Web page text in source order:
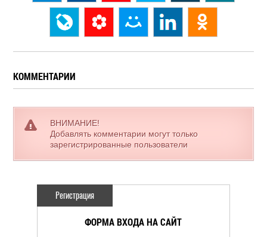
КОММЕНТАРИИ
ВНИМАНИЕ!
Добавлять комментарии могут только
зарегистрированные пользователи
Регистрация
ФОРМА ВХОДА НА САЙТ